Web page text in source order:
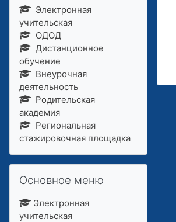
Электронная
учительская
ОДОД
Дистанционное
обучение
Внеурочная
деятельность
Родительская
академия
Региональная
стажировочная площадка
Пропустить Основное меню
Основное меню
Электронная
учительская